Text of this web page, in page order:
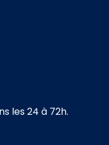
les 24 à 72h.